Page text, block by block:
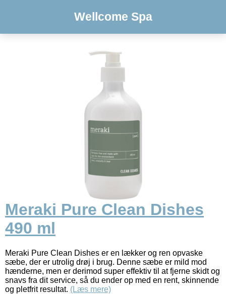
Wellcome Spa
Meraki Pure Clean Dishes
490 ml
Meraki Pure Clean Dishes er en lækker og ren opvaske
sæbe, der er utrolig drøj i brug. Denne sæbe er mild mod
hænderne, men er derimod super effektiv til at fjerne skidt og
snavs fra dit service, så du ender op med en rent, skinnende
og pletfrit resultat. (Læs mere)